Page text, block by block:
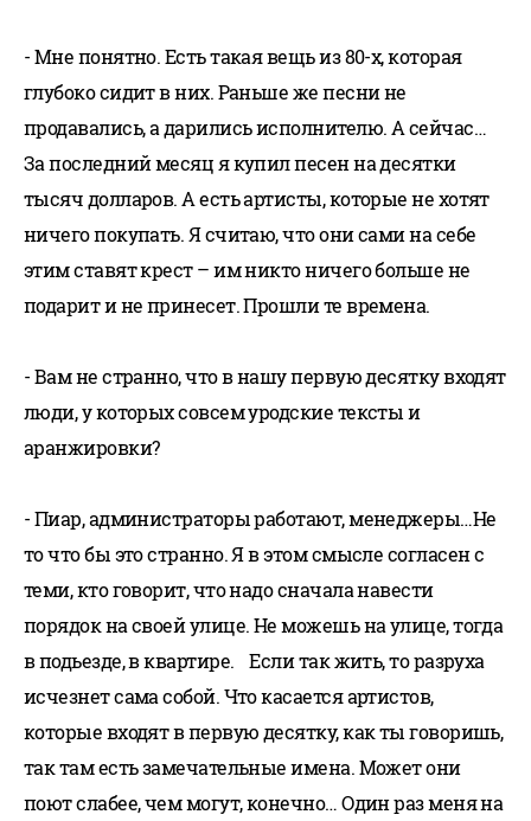
- Мне понятно. Есть такая вещь из 80-х, которая
глубоко сидит в них. Раньше же песни не
продавались, а дарились исполнителю. А сейчас…
За последний месяц я купил песен на десятки
тысяч долларов. А есть артисты, которые не хотят
ничего покупать. Я считаю, что они сами на себе
этим ставят крест – им никто ничего больше не
подарит и не принесет. Прошли те времена.
- Вам не странно, что в нашу первую десятку входят
люди, у которых совсем уродские тексты и
аранжировки?
- Пиар, администраторы работают, менеджеры…Не
то что бы это странно. Я в этом смысле согласен с
теми, кто говорит, что надо сначала навести
порядок на своей улице. Не можешь на улице, тогда
в подьезде, в квартире. Если так жить, то разруха
исчезнет сама собой. Что касается артистов,
которые входят в первую десятку, как ты говоришь,
так там есть замечательные имена. Может они
поют слабее, чем могут, конечно… Один раз меня на